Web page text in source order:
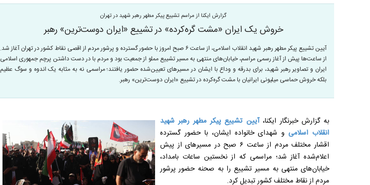
گزارش ایکنا از مراسم تشییع پیکر مطهر رهبر شهید در تهران
خروش یک ایران «مشت گره‌کرده» در تشییع «ایران دوست‌ترین» رهبر
آیین تشییع پیکر مطهر رهبر شهید انقلاب اسلامی، از ساعت ۶ صبح امروز با حضور گسترده و پرشور مردم از اقصی نقاط کشور در تهران آغاز شد.
از ساعت‌ها پیش از آغاز رسمی مراسم، خیابان‌های منتهی به مسیر تشییع مملو از جمعیت بود و مردم با در دست داشتن پرچم جمهوری اسلامی
ایران و تصاویر رهبر شهید، برای بدرقه و وداع با ایشان در مسیر‌های تعیین‌شده حضور یافتند؛ مراسمی نه به مثابه یک اندوه و سوگ عظیم
بلکه خروش حماسی میلیونی ایرانیان با مشت گره‌کرده در تشییع «ایران دوست‌ترین» رهبر.
به گزارش خبرنگار ایکنا، آیین تشییع پیکر مطهر رهبر شهید
انقلاب اسلامی و شهدای خانواده ایشان، با حضور گسترده
اقشار مختلف مردم از ساعت ۶ صبح در مسیرهای از پیش
اعلام‌شده آغاز شد؛ مراسمی که از نخستین ساعات بامداد،
خیابان‌های منتهی به مسیر تشییع را به صحنه حضور پرشور
مردم از نقاط مختلف کشور تبدیل کرد.